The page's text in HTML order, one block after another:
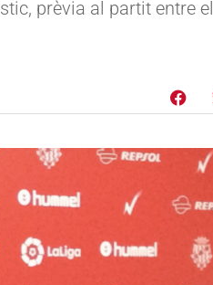
prèvia al partit entre el